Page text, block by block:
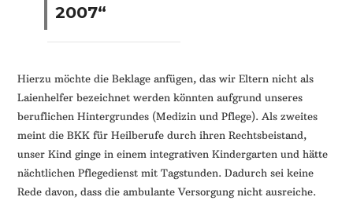
2007“
Hierzu möchte die Beklage anfügen, das wir Eltern nicht als
Laienhelfer bezeichnet werden könnten aufgrund unseres
beruflichen Hintergrundes (Medizin und Pflege). Als zweites
meint die BKK für Heilberufe durch ihren Rechtsbeistand,
unser Kind ginge in einem integrativen Kindergarten und hätte
nächtlichen Pflegedienst mit Tagstunden. Dadurch sei keine
Rede davon, dass die ambulante Versorgung nicht ausreiche.